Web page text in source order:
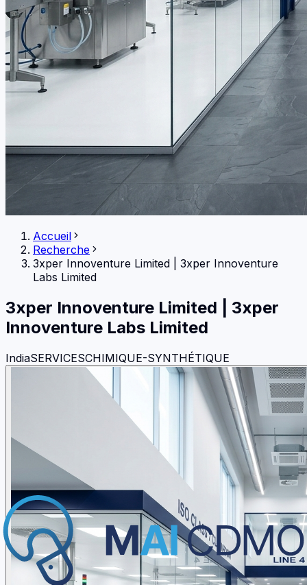
Accueil
Recherche
3xper Innoventure Limited
3xper Innoventure
Labs Limited
3xper Innoventure Limited
3xper
Innoventure Labs Limited
IndiaSERVICESCHIMIQUE-SYNTHÉTIQUE